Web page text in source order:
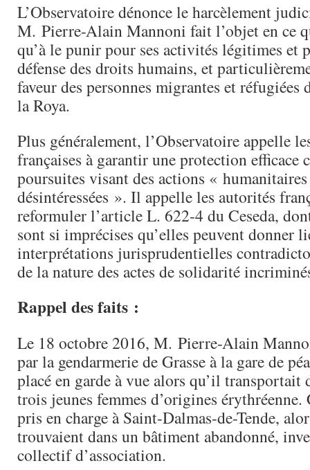
L’Observatoire dénonce le harcèlement
M. Pierre-Alain Mannoni fait l’objet en ce
qu’à le punir pour ses activités légitimes et
défense des droits humains, et
faveur des personnes migrantes et réfugiées
la Roya.
Plus généralement, l’Observatoire appelle
françaises à garantir une protection efficace
poursuites visant des actions «
désintéressées ». Il appelle les autorités
reformuler l’article L. 622-4 du Ceseda,
sont si imprécises qu’elles peuvent donner
interprétations jurisprudentielles
de la nature des actes de solidarité
Rappel des faits :
Le 18 octobre 2016, M. Pierre-Alain
par la gendarmerie de Grasse à la gare de
placé en garde à vue alors qu’il transportait
trois jeunes femmes d’origines
pris en charge à Saint-Dalmas-de-Tende,
trouvaient dans un bâtiment abandonné,
collectif d’association.